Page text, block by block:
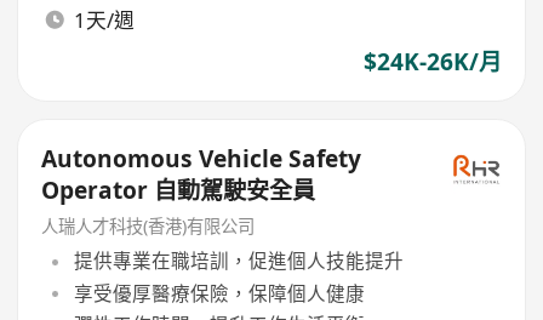
1天/週
$24K-26K/月
Autonomous Vehicle Safety
Operator 自動駕駛安全員
人瑞人才科技(香港)有限公司
提供專業在職培訓，促進個人技能提升
享受優厚醫療保險，保障個人健康